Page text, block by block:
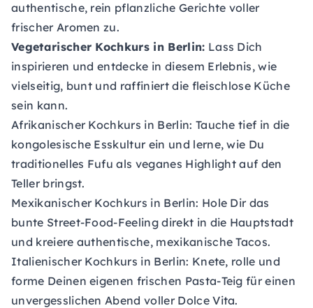
authentische, rein pflanzliche Gerichte voller
frischer Aromen zu.
Vegetarischer Kochkurs in Berlin: Lass Dich
inspirieren und entdecke in diesem Erlebnis, wie
vielseitig, bunt und raffiniert die fleischlose Küche
sein kann.
Afrikanischer Kochkurs in Berlin: Tauche tief in die
kongolesische Esskultur ein und lerne, wie Du
traditionelles Fufu als veganes Highlight auf den
Teller bringst.
Mexikanischer Kochkurs in Berlin: Hole Dir das
bunte Street-Food-Feeling direkt in die Hauptstadt
und kreiere authentische, mexikanische Tacos.
Italienischer Kochkurs in Berlin: Knete, rolle und
forme Deinen eigenen frischen Pasta-Teig für einen
unvergesslichen Abend voller Dolce Vita.